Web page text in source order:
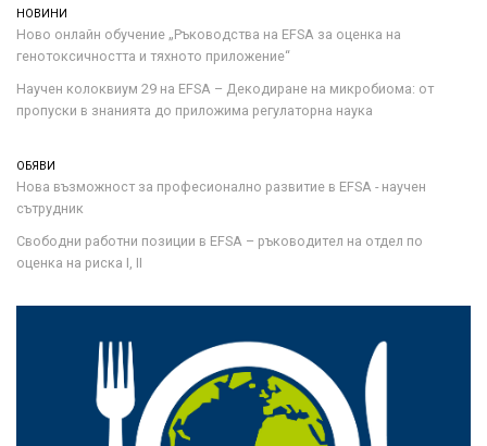
НОВИНИ
Ново онлайн обучение „Ръководства на ЕFSA за оценка на
генотоксичността и тяхното приложение“
Научен колоквиум 29 на EFSA – Декодиране на микробиома: от
пропуски в знанията до приложима регулаторна наука
ОБЯВИ
Нова възможност за професионално развитие в EFSA - научен
сътрудник
Свободни работни позиции в EFSA – ръководител на отдел по
оценка на риска I, II